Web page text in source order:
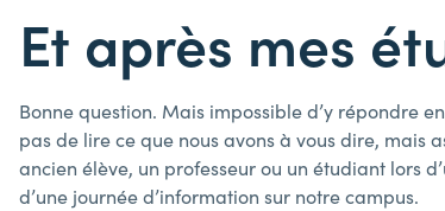
Et après mes
Bonne question. Mais impossible d’y répondre
pas de lire ce que nous avons à vous dire, mais
ancien élève, un professeur ou un étudiant lors
d’une journée d’information sur notre campus.